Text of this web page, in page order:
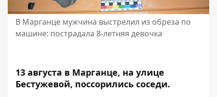
В Марганце мужчина выстрелил из обреза по
машине: пострадала 8-летняя девочка
13 августа в Марганце, на улице
Бестужевой, поссорились соседи.